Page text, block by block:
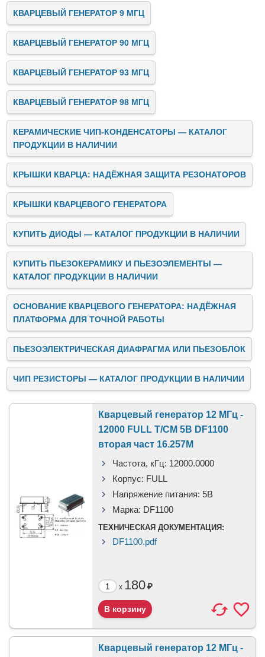
КВАРЦЕВЫЙ ГЕНЕРАТОР 9 МГЦ
КВАРЦЕВЫЙ ГЕНЕРАТОР 90 МГЦ
КВАРЦЕВЫЙ ГЕНЕРАТОР 93 МГЦ
КВАРЦЕВЫЙ ГЕНЕРАТОР 98 МГЦ
КЕРАМИЧЕСКИЕ ЧИП-КОНДЕНСАТОРЫ — КАТАЛОГ
ПРОДУКЦИИ В НАЛИЧИИ
КРЫШКИ КВАРЦА: НАДЁЖНАЯ ЗАЩИТА РЕЗОНАТОРОВ
КРЫШКИ КВАРЦЕВОГО ГЕНЕРАТОРА
КУПИТЬ ДИОДЫ — КАТАЛОГ ПРОДУКЦИИ В НАЛИЧИИ
КУПИТЬ ПЬЕЗОКЕРАМИКУ И ПЬЕЗОЭЛЕМЕНТЫ —
КАТАЛОГ ПРОДУКЦИИ В НАЛИЧИИ
ОСНОВАНИЕ КВАРЦЕВОГО ГЕНЕРАТОРА: НАДЁЖНАЯ
ПЛАТФОРМА ДЛЯ ТОЧНОЙ РАБОТЫ
ПЬЕЗОЭЛЕКТРИЧЕСКАЯ ДИАФРАГМА ИЛИ ПЬЕЗОБЛОК
ЧИП РЕЗИСТОРЫ — КАТАЛОГ ПРОДУКЦИИ В НАЛИЧИИ
Кварцевый генератор 12 МГц -
12000 FULL T/CM 5В DF1100
вторая част 16.257М
Частота, кГц: 12000.0000
Корпус: FULL
Напряжение питания: 5В
Марка: DF1100
ТЕХНИЧЕСКАЯ ДОКУМЕНТАЦИЯ:
DF1100.pdf
x 180₽
Кварцевый генератор 12 МГц -